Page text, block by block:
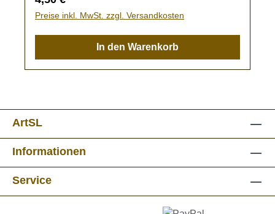
Preise inkl. MwSt. zzgl. Versandkosten
In den Warenkorb
ArtSL
Informationen
Service